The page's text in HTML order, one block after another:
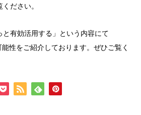
ください。
と有効活用する」という内容にて
性をご紹介しております。ぜひご覧く